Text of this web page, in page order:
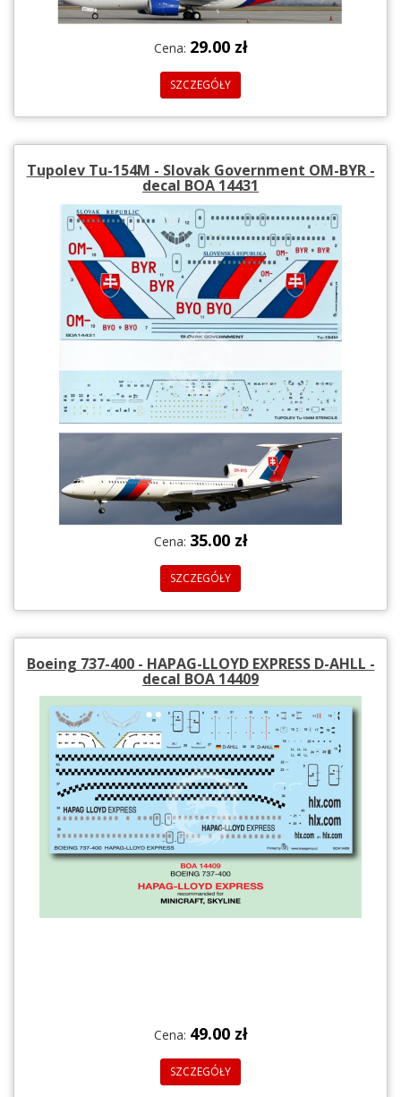
Cena: 29.00 zł
SZCZEGÓŁY
Tupolev Tu-154M - Slovak Government OM-BYR -
decal BOA 14431
Cena: 35.00 zł
SZCZEGÓŁY
Boeing 737-400 - HAPAG-LLOYD EXPRESS D-AHLL -
decal BOA 14409
Cena: 49.00 zł
SZCZEGÓŁY